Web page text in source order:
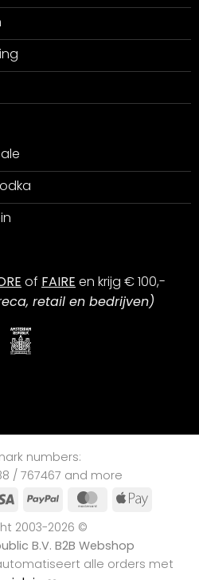
of FAIRE en krijg € 100,-
retail en bedrijven)
numbers:
/ 767467 and more
Visa PayPal MasterCard
Apple
2003-2026 ©
B.V. B2B Webshop
alle orders met